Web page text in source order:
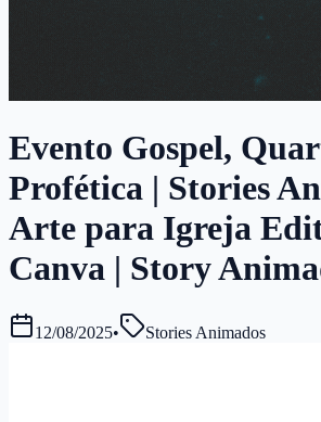
Evento Gospel,
Profética | Stories
Arte para Igreja
Canva | Story
12/08/2025• Stories Animados